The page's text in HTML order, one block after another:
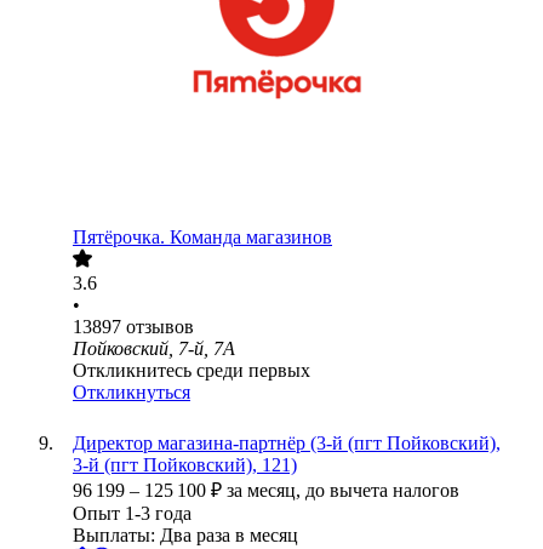
Пятёрочка. Команда магазинов
3.6
•
13897 отзывов
Пойковский, 7-й, 7А
Откликнитесь среди первых
Откликнуться
Директор магазина-партнёр (3-й (пгт Пойковский),
3-й (пгт Пойковский), 121)
96 199 – 125 100 ₽ за месяц, до вычета налогов
Опыт 1-3 года
Выплаты: Два раза в месяц